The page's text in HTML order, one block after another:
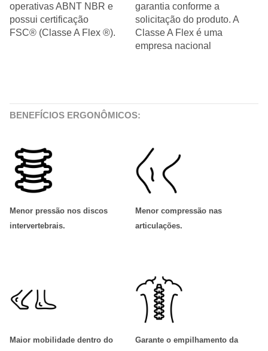
operativas ABNT NBR e
possui certificação
FSC® (Classe A Flex ®).
garantia conforme a
solicitação do produto. A
Classe A Flex é uma
empresa nacional
BENEFÍCIOS ERGONÔMICOS:
Menor pressão nos discos
intervertebrais.
Menor compressão nas
articulações.
Maior mobilidade dentro do
Garante o empilhamento da